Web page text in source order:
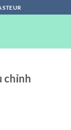
chỉnh